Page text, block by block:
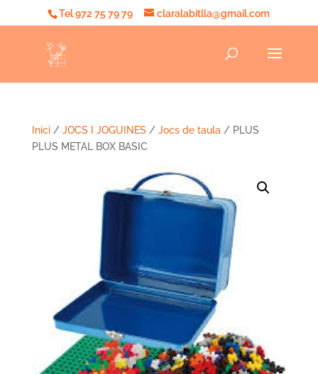
Tel 972 75 79 79 claralabitlla@gmail.com
Inici/ JOCS I JOGUINES / Jocs de taula / PLUS
PLUS METAL BOX BASIC